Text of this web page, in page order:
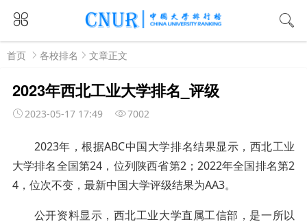
首页 各校排名 文章正文
2023年西北工业大学排名_评级
2023-05-17 17:49 7002
2023年，根据ABC中国大学排名结果显示，西北工业
大学排名全国第24 ，位列陕西省第2； 2022年全国排名第2
4，位次不变，最新中国大学评级结果为AA3。
公开资料显示，西北工业大学直属工信部，是一所以